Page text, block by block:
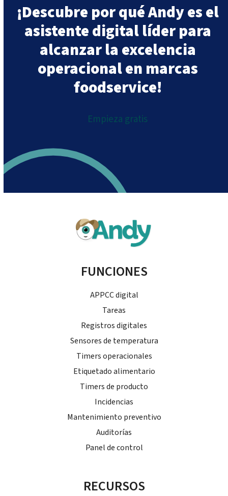
¡Descubre por qué Andy es el
asistente digital líder para
alcanzar la excelencia
operacional en marcas
foodservice!
Empieza gratis
FUNCIONES
APPCC digital
Tareas
Registros digitales
Sensores de temperatura
Timers operacionales
Etiquetado alimentario
Timers de producto
Incidencias
Mantenimiento preventivo
Auditorías
Panel de control
RECURSOS